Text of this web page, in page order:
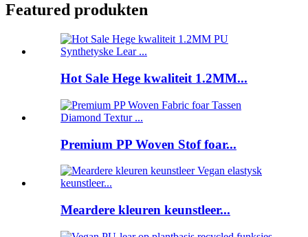
Featured produkten
Hot Sale Hege kwaliteit 1.2MM...
Premium PP Woven Stof foar...
Meardere kleuren keunstleer...